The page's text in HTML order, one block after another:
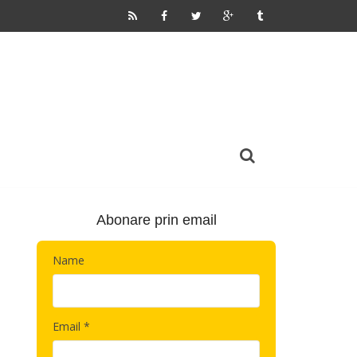
Abonare prin email
Name
Email *